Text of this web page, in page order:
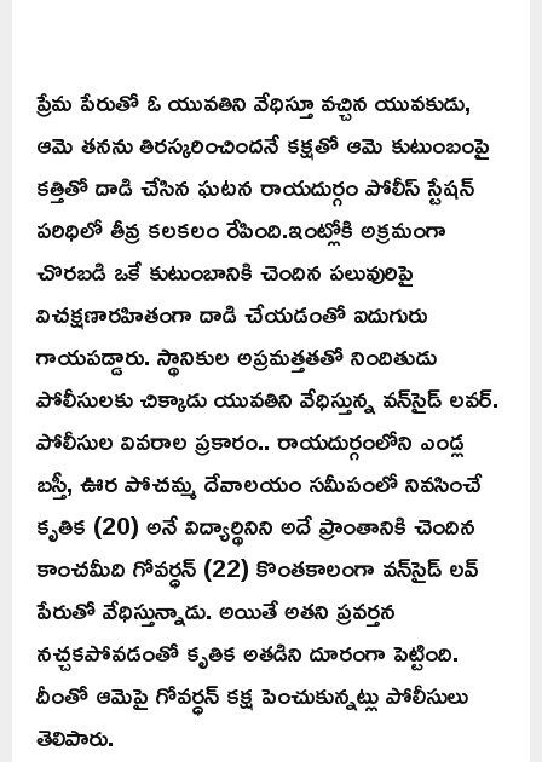
ప్రేమ పేరుతో ఓ యువతిని వేధిస్తూ వచ్చిన యువకుడు,
ఆమె తనను తిరస్కరించిందనే కక్షతో ఆమె కుటుంబంపై
కత్తితో దాడి చేసిన ఘటన రాయదుర్గం పోలీస్ స్టేషన్
పరిధిలో తీవ్ర కలకలం రేపింది.ఇంట్లోకి అక్రమంగా
చొరబడి ఒకే కుటుంబానికి చెందిన పలువురిపై
విచక్షణారహితంగా దాడి చేయడంతో ఐదుగురు
గాయపడ్డారు. స్థానికుల అప్రమత్తతతో నిందితుడు
పోలీసులకు చిక్కాడు యువతిని వేధిస్తున్న వన్‌సైడ్ లవర్.
పోలీసుల వివరాల ప్రకారం.. రాయదుర్గంలోని ఎండ్ల
బస్తీ, ఊర పోచమ్మ దేవాలయం సమీపంలో నివసించే
కృతిక (20) అనే విద్యార్థినిని అదే ప్రాంతానికి చెందిన
కాంచమీది గోవర్ధన్ (22) కొంతకాలంగా వన్‌సైడ్ లవ్
పేరుతో వేధిస్తున్నాడు. అయితే అతని ప్రవర్తన
నచ్చకపోవడంతో కృతిక అతడిని దూరంగా పెట్టింది.
దీంతో ఆమెపై గోవర్ధన్ కక్ష పెంచుకున్నట్లు పోలీసులు
తెలిపారు.